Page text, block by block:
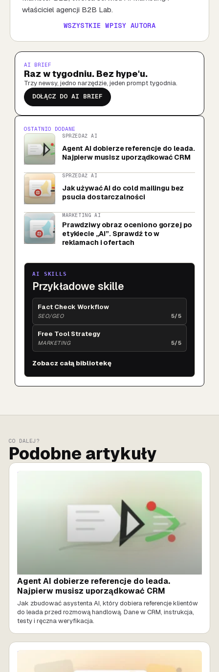
właściciel agencji B2B Lab.
WSZYSTKIE WPISY AUTORA
AI BRIEF
Raz w tygodniu. Bez hype'u.
Trzy newsy, jedno narzędzie, jeden prompt tygodnia.
DOŁĄCZ DO AI BRIEF
OSTATNIO DODANE
SPRZEDAŻ AI
Agent AI dobierze referencje do leada.
Najpierw musisz uporządkować CRM
SPRZEDAŻ AI
Jak używać AI do cold mailingu bez
psucia dostarczalności
MARKETING AI
Prawdziwy obraz oceniono gorzej po
etykiecie „AI”. Sprawdź to w
reklamach i ofertach
AI SKILLS
Przykładowe skille
Fact Check Workflow
SEO/GEO 5/5
Free Tool Strategy
MARKETING 5/5
Zobacz całą bibliotekę
CO DALEJ?
Podobne artykuły
SPRZEDAŻ AI
Agent AI dobierze referencje do leada.
Najpierw musisz uporządkować CRM
Jak zbudować asystenta AI, który dobiera referencje klientów
do leada przed rozmową handlową. Dane w CRM, instrukcja,
testy i ręczna weryfikacja.
SPRZEDAŻ AI